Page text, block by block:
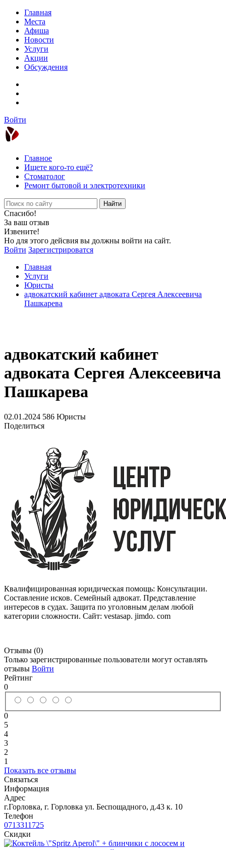
Главная
Места
Афиша
Новости
Услуги
Акции
Обсуждения
Войти
Главное
Ищете кого-то ещё?
Стоматолог
Ремонт бытовой и электротехники
Найти
Спасибо!
За ваш отзыв
Извените!
Но для этого дейсвия вы должны войти на сайт.
Войти Зарегистрироватся
Главная
Услуги
Юристы
адвокатский кабинет адвоката Сергея Алексеевича
Пашкарева
адвокатский кабинет
адвоката Сергея Алексеевича
Пашкарева
02.01.2024 586 Юристы
Поделиться
Квалифицированная юридическая помощь: Консультации.
Составление исков. Семейный адвокат. Представление
интересов в судах. Защита по уголовным делам любой
категории сложности. Сайт: vestasap. jimdo. com
Отзывы (0)
Только зарегистрированные пользователи могут оставлять
отзывы Войти
Рейтинг
0
0
5
4
3
2
1
Показать все отзывы
Связаться
Информация
Адрес
г.Горловка, г. Горловка ул. Беспощадного, д.43 к. 10
Телефон
0713311725
Скидки